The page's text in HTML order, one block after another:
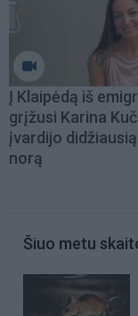
Į Klaipėdą iš
grįžusi Karina
įvardijo
norą
Šiuo metu